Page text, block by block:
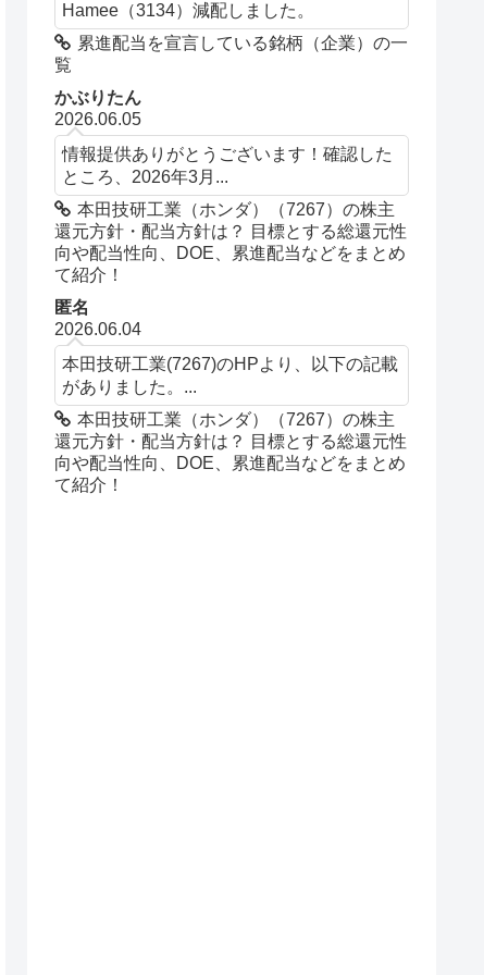
Hamee（3134）減配しました。
累進配当を宣言している銘柄（企業）の一
覧
かぶりたん
2026.06.05
情報提供ありがとうございます！確認した
ところ、2026年3月...
本田技研工業（ホンダ）（7267）の株主
還元方針・配当方針は？ 目標とする総還元性
向や配当性向、DOE、累進配当などをまとめ
て紹介！
匿名
2026.06.04
本田技研工業(7267)のHPより、以下の記載
がありました。...
本田技研工業（ホンダ）（7267）の株主
還元方針・配当方針は？ 目標とする総還元性
向や配当性向、DOE、累進配当などをまとめ
て紹介！